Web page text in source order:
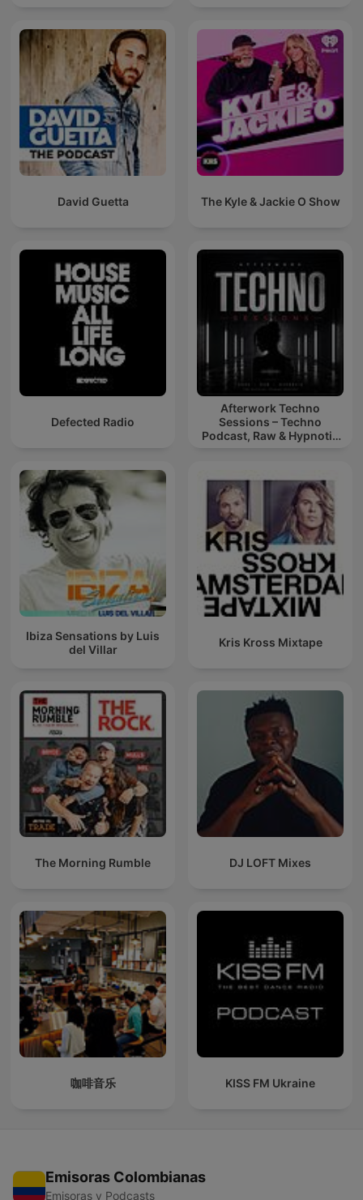
David Guetta The Kyle & Jackie O Show
Defected Radio
Afterwork Techno
Sessions – Techno
Podcast, Raw & Hypnotic
Ibiza Sensations by Luis
del Villar
Kris Kross Mixtape
The Morning Rumble DJ LOFT Mixes
咖啡音乐 KISS FM Ukraine
Emisoras Colombianas
Emisoras y Podcasts